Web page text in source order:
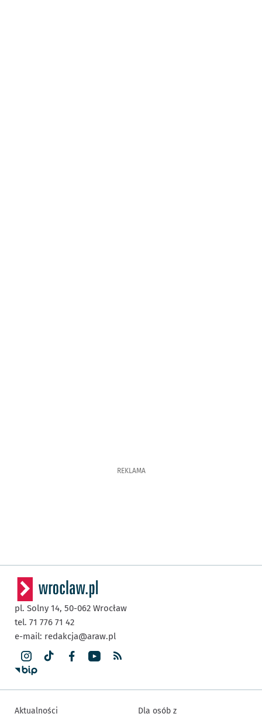
REKLAMA
pl. Solny 14, 50-062 Wrocław
tel. 71 776 71 42
e-mail: redakcja@araw.pl
Aktualności
Dla osób z